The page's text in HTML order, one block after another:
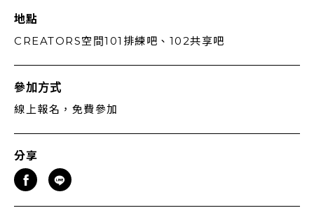
地點
CREATORS空間101排練吧、102共享吧
參加方式
線上報名，免費參加
分享